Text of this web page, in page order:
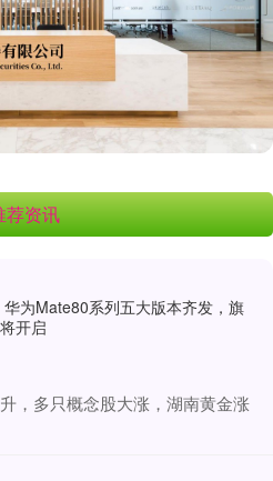
荐资讯
为Mate80系列五大版本齐发，旗
开启
，多只概念股大涨，湖南黄金涨